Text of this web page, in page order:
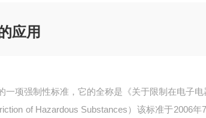
应用
一项强制性标准，它的全称是《关于限制在电子
of Hazardous Substances）该标准于2006年